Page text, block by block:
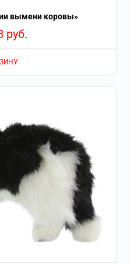
вымени коровы»
руб.